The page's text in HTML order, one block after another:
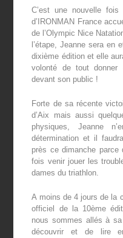
C’est une nouvelle
d’IRONMAN France
de l’Olympic Nice
l’étape, Jeanne sera en
dixième édition et elle
volonté de tout donner
devant son public !
Forte de sa récente
d’Aix mais aussi
physiques, Jeanne
détermination et il
près ce dimanche parce
fois venir jouer les
dames du triathlon.
A moins de 4 jours de la
officiel de la 10ème
nous sommes allés à
découvrir et de lire